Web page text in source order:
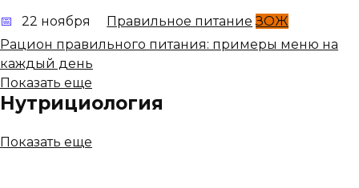
22 ноября Правильное питание ЗОЖ
Рацион правильного питания: примеры меню на
каждый день
Показать еще
Нутрициология
Показать еще